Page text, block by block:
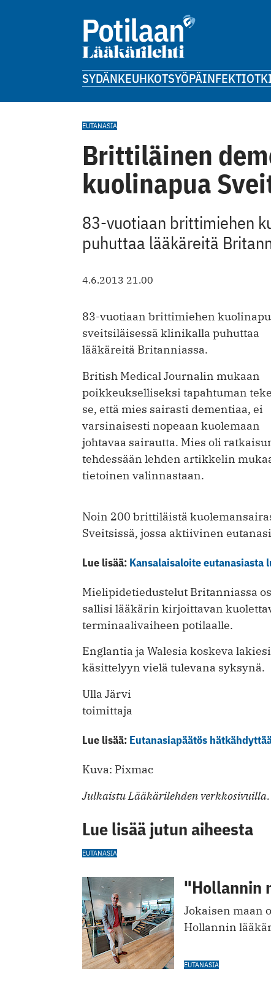
SYDÄNKEUHKOTSYÖPÄINFEKTIOT
EUTANASIA
Brittiläinen
kuolinapua
83-vuotiaan brittimiehen
puhuttaa lääkäreitä
4.6.2013 21.00
83-vuotiaan brittimiehen kuolinapu
sveitsiläisessä klinikalla puhuttaa
lääkäreitä Britanniassa.
British Medical Journalin mukaan
poikkeukselliseksi tapahtuman
se, että mies sairasti dementiaa, ei
varsinaisesti nopeaan kuolemaan
johtavaa sairautta. Mies oli
tehdessään lehden artikkelin
tietoinen valinnastaan.
Noin 200 brittiläistä
Sveitsissä, jossa aktiivinen
Lue lisää: Kansalaisaloite
Mielipidetiedustelut Britanniassa
sallisi lääkärin kirjoittavan
terminaalivaiheen potilaalle.
Englantia ja Walesia koskeva
käsittelyyn vielä tulevana syksynä.
Ulla Järvi
toimittaja
Lue lisää: Eutanasiapäätös
Kuva: Pixmac
Julkaistu Lääkärilehden verkkosivuilla.
Lue lisää jutun aiheesta
EUTANASIA
"Hollannin
Jokaisen maan
Hollannin
EUTANASIA